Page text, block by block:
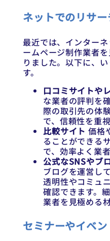
ネットでのリサー
最近では、インター
ームページ制作業者
りました。以下に、
す。
口コミサイトや
な業者の評判を
際の取引先の体
で、信頼性を重
比較サイト 価格
ることができる
で、効率よく業
公式なSNSやブ
ブログを運営し
透明性やコミュ
確認できます。
業者を見極める
セミナーやイベ